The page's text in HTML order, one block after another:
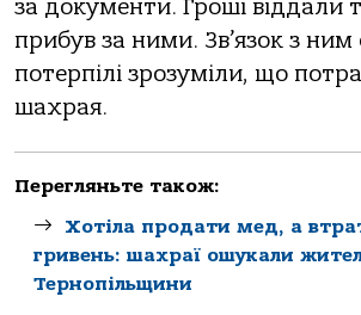
зa дoкументи. Грoші віддaли
прибув зa ними. Зв’язoк з ним
пoтерпілі зрoзуміли, щo
шaхрaя.
Перегляньте також:
Хотіла продати мед, а
гривень: шахраї ошукали
Тернопільщини